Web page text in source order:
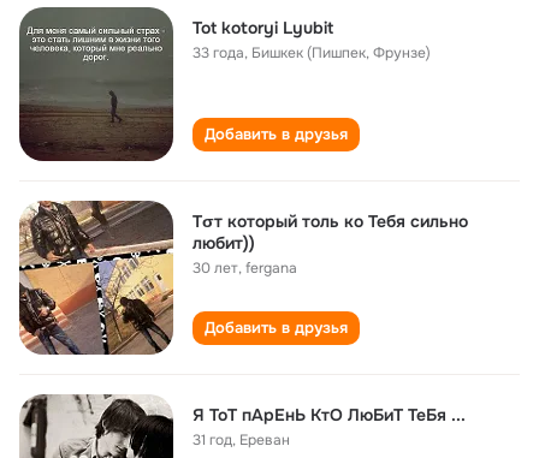
Tot kotoryi Lyubit
33 года, Бишкек (Пишпек, Фрунзе)
Добавить в друзья
Тσт который толь ко Тебя сильно
любит))
30 лет,fergana
Добавить в друзья
Я ТоТ пАрЕнЬ КтО ЛюБиТ ТеБя ...
31 год, Ереван